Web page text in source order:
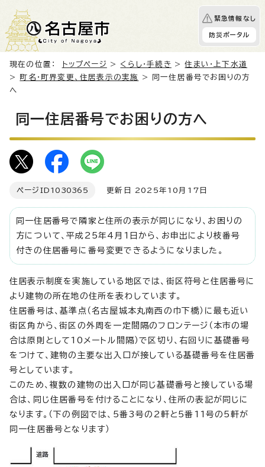
緊急情報なし
防災ポータル
現在の位置： トップページ > くらし・手続き >住まい・上下水道
>
町名・町界変更、住居表示の実施
> 同一住居番号でお困りの方
へ
同一住居番号でお困りの方へ
ページID 1030365 更新日 2025年10月17日
同一住居番号で隣家と住所の表示が同じになり、お困りの
方について、平成25年4月1日から、お申出により枝番号
付きの住居番号に番号変更できるようになりました。
住居表示制度を実施している地区では、街区符号と住居番号に
より建物の所在地の住所を表わしています。
住居番号は、基準点（名古屋城本丸南西の巾下橋）に最も近い
街区角から、街区の外周を一定間隔のフロンテージ（本市の場
合は原則として10メートル間隔）で区切り、右回りに基礎番号
をつけて、建物の主要な出入口が接している基礎番号を住居番
号としています。
このため、複数の建物の出入口が同じ基礎番号と接している場
合は、同じ住居番号を付けることになり、住所の表記が同じに
なります。（下の例図では、5番3号の2軒と5番11号の5軒が
同一住居番号となります）